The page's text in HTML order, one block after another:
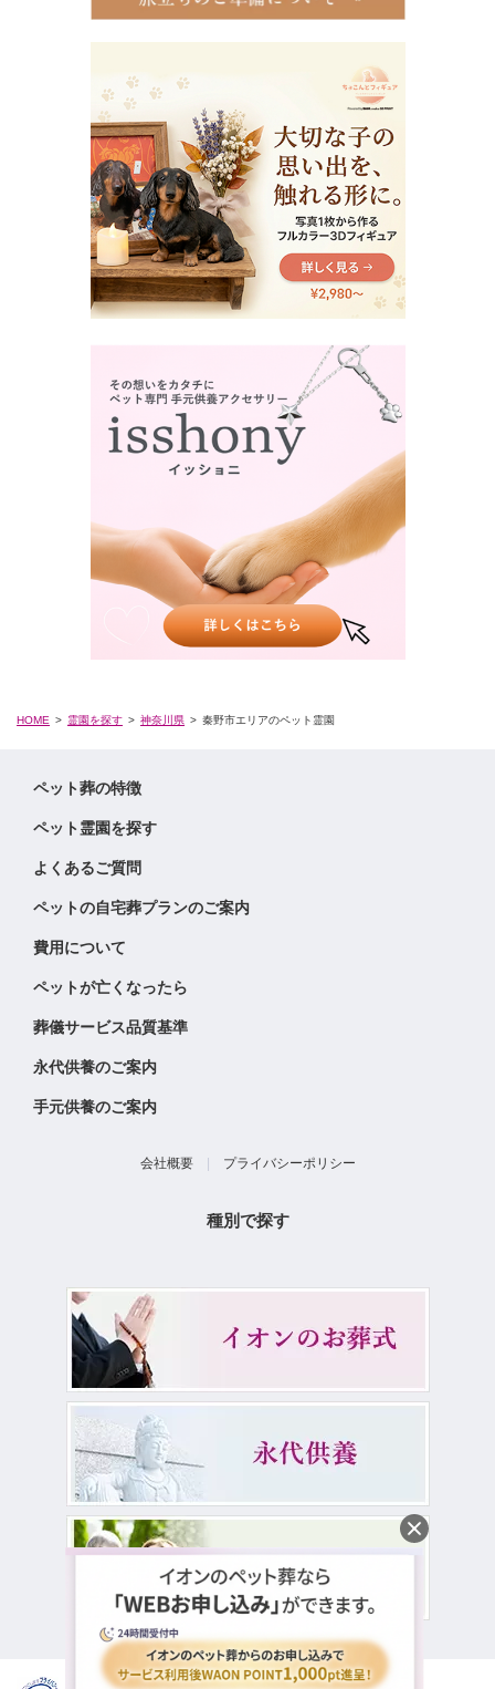
HOME 霊園を探す 神奈川県 秦野市エリアのペット霊園
ペット葬の特徴
ペット霊園を探す
よくあるご質問
ペットの自宅葬プランのご案内
費用について
ペットが亡くなったら
葬儀サービス品質基準
永代供養のご案内
手元供養のご案内
会社概要| プライバシーポリシー
種別で探す